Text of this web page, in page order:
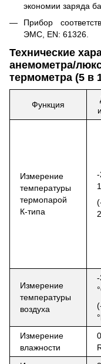
экономии заряда
Прибор
ЭМС, EN: 61326.
Технические
анемометра/
термометра (5 в
Функция
Измерение
температуры
термопарой
К-типа
Измерение
температуры
воздуха
Измерение
влажности